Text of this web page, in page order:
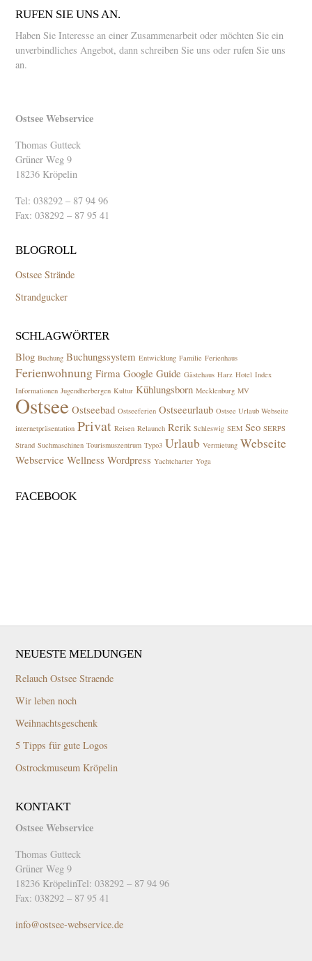
RUFEN SIE UNS AN.
Haben Sie Interesse an einer Zusammenarbeit oder möchten Sie ein
unverbindliches Angebot, dann schreiben Sie uns oder rufen Sie uns
an.
Ostsee Webservice
Thomas Gutteck
Grüner Weg 9
18236 Kröpelin
Tel: 038292 – 87 94 96
Fax: 038292 – 87 95 41
BLOGROLL
Ostsee Strände
Strandgucker
SCHLAGWÖRTER
Blog Buchung Buchungssystem Entwicklung Familie Ferienhaus
Ferienwohnung Firma Google Guide Gästehaus Harz Hotel Index
Informationen Jugendherbergen Kultur Kühlungsborn Mecklenburg MV
Ostsee Ostseebad Ostseeferien Ostseeurlaub Ostsee Urlaub Webseite
internetpräsentation Privat Reisen Relaunch Rerik Schleswig SEM Seo SERPS
Strand Suchmaschinen Tourismuszentrum Typo3 Urlaub Vermietung Webseite
Webservice Wellness Wordpress Yachtcharter Yoga
FACEBOOK
NEUESTE MELDUNGEN
Relauch Ostsee Straende
Wir leben noch
Weihnachtsgeschenk
5 Tipps für gute Logos
Ostrockmuseum Kröpelin
KONTAKT
Ostsee Webservice
Thomas Gutteck
Grüner Weg 9
18236 KröpelinTel: 038292 – 87 94 96
Fax: 038292 – 87 95 41
info@ostsee-webservice.de